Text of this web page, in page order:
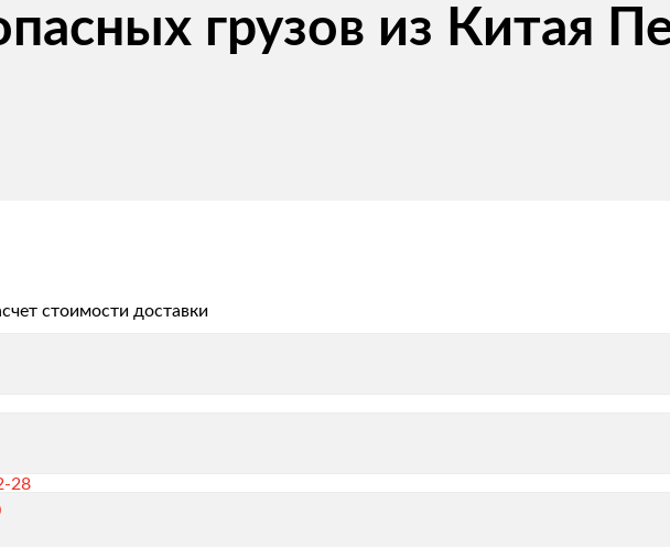
28
условий поставки
документация
грузов из Китая
стоимости доставки